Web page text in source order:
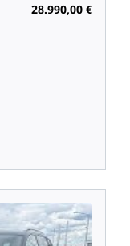
28.990,00 €